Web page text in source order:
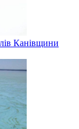
Канівщини